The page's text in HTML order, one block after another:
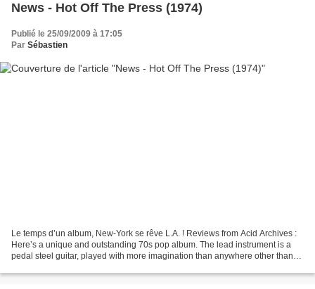
News - Hot Off The Press (1974)
Publié le 25/09/2009 à 17:05
Par Sébastien
Le temps d’un album, New-York se rêve L.A. ! Reviews from Acid Archives :
Here’s a unique and outstanding 70s pop album. The lead instrument is a
pedal steel guitar, played with more imagination than anywhere other than